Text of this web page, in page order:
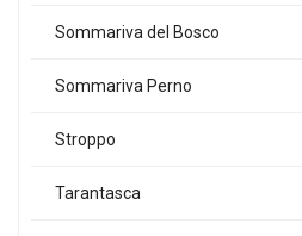
Sommariva del Bosco
Sommariva Perno
Stroppo
Tarantasca